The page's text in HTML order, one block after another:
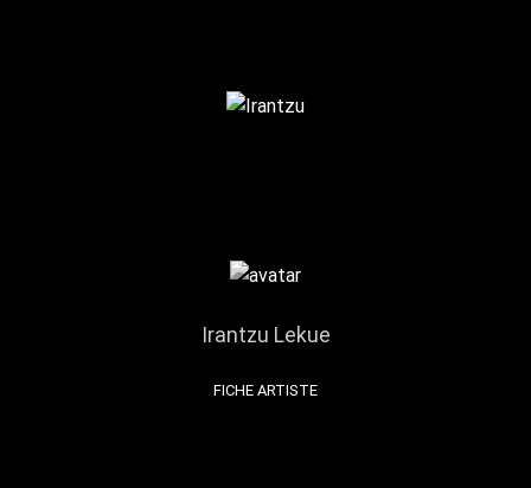
Irantzu Lekue
FICHE ARTISTE